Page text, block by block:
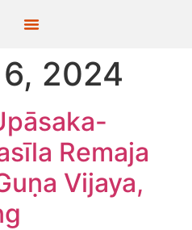
2024
Remaja
Vijaya,